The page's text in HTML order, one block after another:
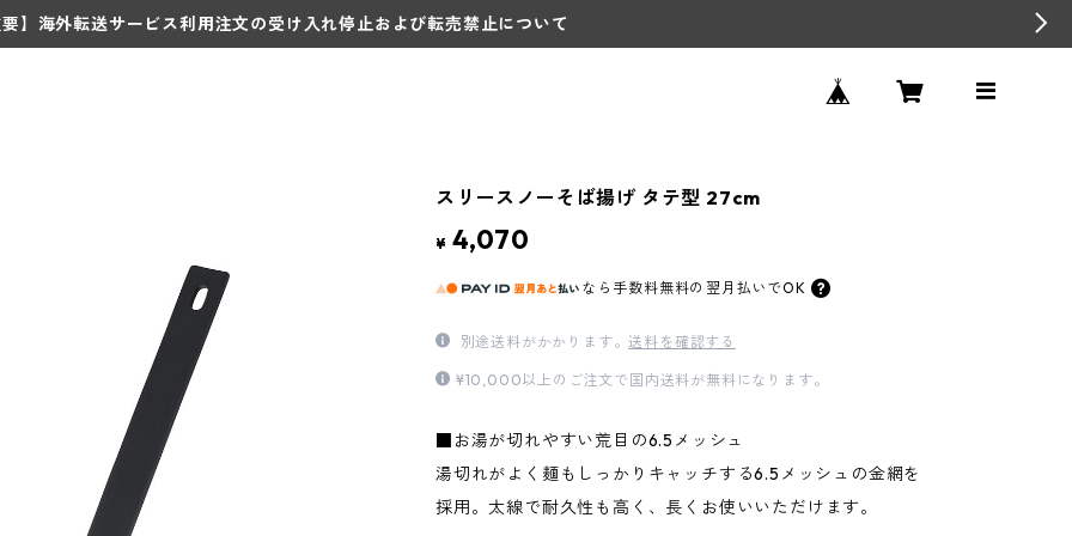
】海外転送サービス利用注文の受け入れ停止および転売禁止について
スリースノーそば揚げ タテ型 27cm
¥ 4,070
なら 手数料無料の 翌月払いでOK
別途送料がかかります。送料を確認する
¥10,000以上のご注文で国内送料が無料になります。
■お湯が切れやすい荒目の6.5メッシュ
湯切れがよく麺もしっかりキャッチする6.5メッシュの金網を
採用。太線で耐久性も高く、長くお使いいただけます。